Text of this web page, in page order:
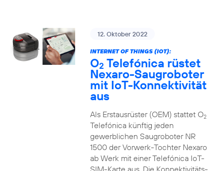
12. Oktober 2022
INTERNET OF THINGS (IOT):
O2 Telefónica rüstet
Nexaro-Saugroboter
mit IoT-Konnektivität
aus
Als Erstausrüster (OEM) stattet O2
Telefónica künftig jeden
gewerblichen Saugroboter NR
1500 der Vorwerk-Tochter Nexaro
ab Werk mit einer Telefónica IoT-
SIM-Karte aus. Die Konnektivitäts-